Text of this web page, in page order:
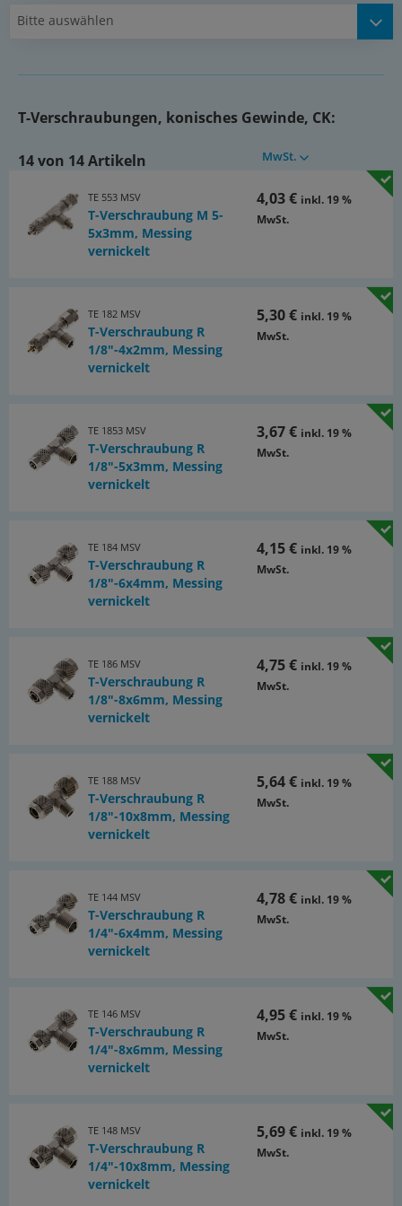
Bitte auswählen
T-Verschraubungen, konisches Gewinde, CK:
14 von 14 Artikeln MwSt.
TE 553 MSV
T-Verschraubung M 5-
5x3mm, Messing
vernickelt
4,03 € inkl. 19 %
MwSt.
TE 182 MSV
T-Verschraubung R
1/8"-4x2mm, Messing
vernickelt
5,30 € inkl. 19 %
MwSt.
TE 1853 MSV
T-Verschraubung R
1/8"-5x3mm, Messing
vernickelt
3,67 € inkl. 19 %
MwSt.
TE 184 MSV
T-Verschraubung R
1/8"-6x4mm, Messing
vernickelt
4,15 € inkl. 19 %
MwSt.
TE 186 MSV
T-Verschraubung R
1/8"-8x6mm, Messing
vernickelt
4,75 € inkl. 19 %
MwSt.
TE 188 MSV
T-Verschraubung R
1/8"-10x8mm, Messing
vernickelt
5,64 € inkl. 19 %
MwSt.
TE 144 MSV
T-Verschraubung R
1/4"-6x4mm, Messing
vernickelt
4,78 € inkl. 19 %
MwSt.
TE 146 MSV
T-Verschraubung R
1/4"-8x6mm, Messing
vernickelt
4,95 € inkl. 19 %
MwSt.
TE 148 MSV
T-Verschraubung R
1/4"-10x8mm, Messing
vernickelt
5,69 € inkl. 19 %
MwSt.